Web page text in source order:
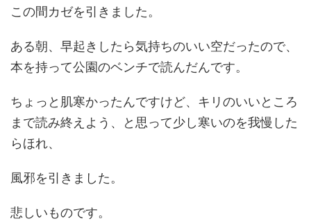
この間カゼを引きました。
ある朝、早起きしたら気持ちのいい空だったので、
本を持って公園のベンチで読んだんです。
ちょっと肌寒かったんですけど、キリのいいところ
まで読み終えよう、と思って少し寒いのを我慢した
らほれ、
風邪を引きました。
悲しいものです。